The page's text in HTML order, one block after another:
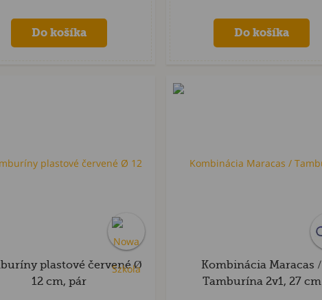
plastové červené Ø
12 cm, pár
Kombinácia Maracas /
Tamburína 2v1, 27 cm